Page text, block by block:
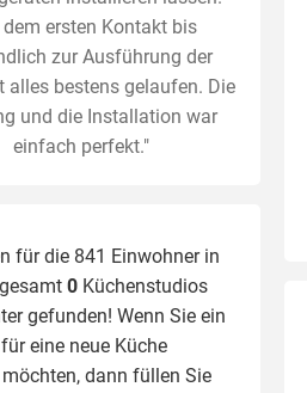
ersten Kontakt bis
zur Ausführung der
alles bestens gelaufen. Die
und die Installation war
einfach perfekt."
für die 841 Einwohner in
0 Küchenstudios
gefunden! Wenn Sie ein
eine neue Küche
dann füllen Sie